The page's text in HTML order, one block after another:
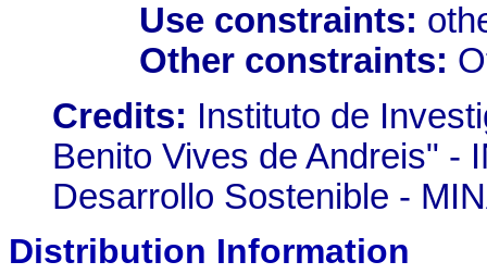
Use constraints:
Other constraints:
Credits: Instituto de
Benito Vives de Andreis" -
Desarrollo Sostenible -
Distribution Information